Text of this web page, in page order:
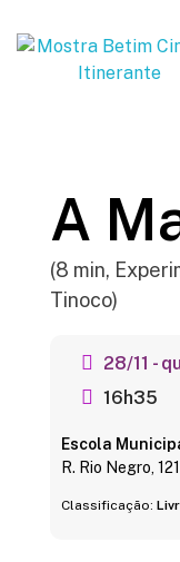
M
a
k
s
A
(8 min,
Tinoco)
28/11 -
16h35
Escola
R. Rio Negro,
Classificação: